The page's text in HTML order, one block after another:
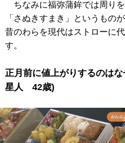
ちなみに福弥蒲鉾では周り
「さぬきすまき」というもの
昔のわらを現代はストローに
す。
正月前に値上がりするのは
星人 42歳)